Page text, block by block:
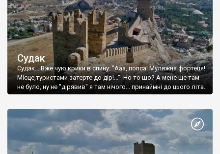
Судак
Судак... Вже чую крики в спину: "Ааа, попса! Муляжна фортеця!
Місце,туристами затерте до дір!..." Но то шо? А мене ще там
не було, ну не "дірявив" я там нічого... принаймні до цього літа.